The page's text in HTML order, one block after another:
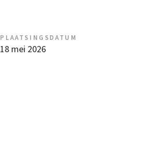
PLAATSINGSDATUM
18 mei 2026